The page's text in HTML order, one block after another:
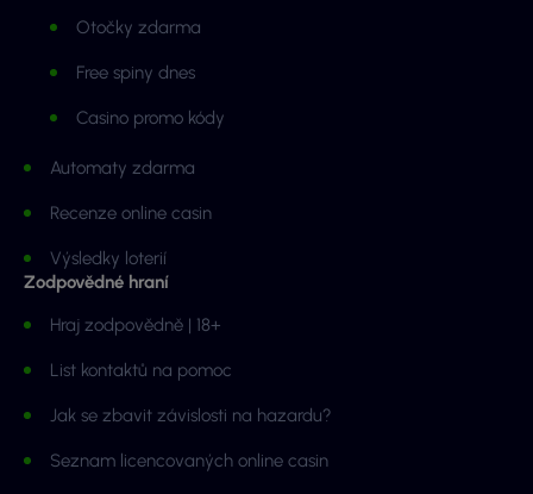
Otočky zdarma
Free spiny dnes
Casino promo kódy
Automaty zdarma
Recenze online casin
Výsledky loterií
Zodpovědné hraní
Hraj zodpovědně | 18+
List kontaktů na pomoc
Jak se zbavit závislosti na hazardu?
Seznam licencovaných online casin